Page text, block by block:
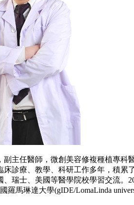
任醫師，微創美容修複種植專科
診療、教學、科研工作多年，積累
瑞士、美國等醫學院校學習交流。
羅馬琳達大學(gIDE/LomaLinda